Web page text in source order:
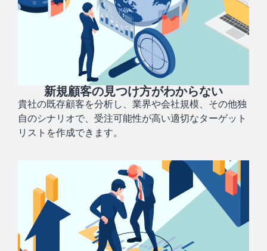
新規顧客の見つけ方がわからない
貴社の既存顧客を分析し、業界や会社規模、その他独
自のシナリオで、受注可能性が高い適切なターゲット
リストを作成できます。